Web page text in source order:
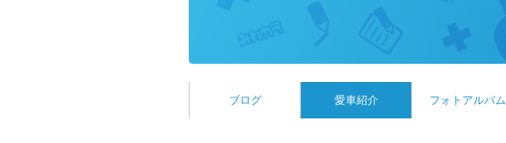
ブログ 愛車紹介 フォトアルバム